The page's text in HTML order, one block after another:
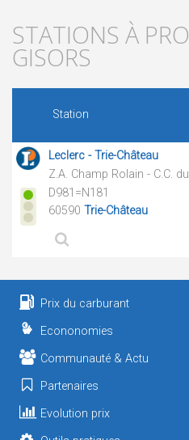
STATIONS À
GISORS
Station
Leclerc - Trie-Château
Z.A. Champ Rolain - C.C.
D981=N181
60590 Trie-Château
Prix du carburant
Econonomies
Communauté & Actu
Partenaires
Evolution prix